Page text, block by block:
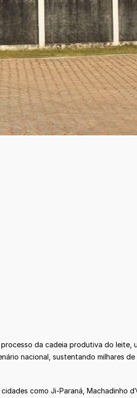
da cadeia produtiva do leite,
nacional, sustentando milhares
como Ji-Paraná, Machadinho